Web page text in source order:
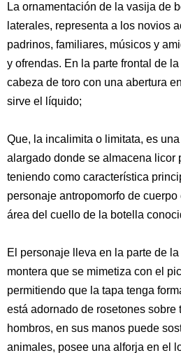
La ornamentación de la vasija de
laterales, representa a los novios
padrinos, familiares, músicos y
y ofrendas. En la parte frontal de
cabeza de toro con una abertura
sirve el líquido;
Que, la incalimita o limitata, es
alargado donde se almacena licor
teniendo como característica
personaje antropomorfo de cuerpo
área del cuello de la botella
El personaje lleva en la parte de
montera que se mimetiza con el
permitiendo que la tapa tenga
está adornado de rosetones sobre
hombros, en sus manos puede
animales, posee una alforja en el